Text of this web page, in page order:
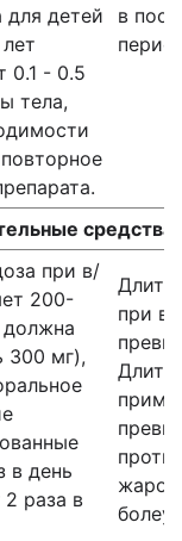
для детей
0.1 - 0.5
тела,
в
средства
при в/
200-
300 мг),
в день
2 раза в
при в/